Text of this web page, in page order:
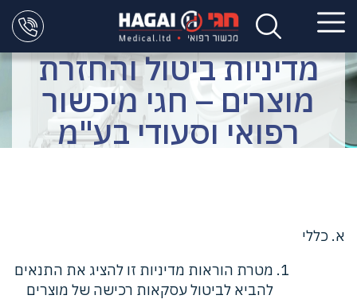
מדיניות ביטול והחזרת
מוצרים – חגי מיכשור
רפואי וסעודי בע"מ
א. כללי
מטרת הוראות מדיניות זו להציג את התנאים
להביא לביטול עסקאות רכישה של מוצרים